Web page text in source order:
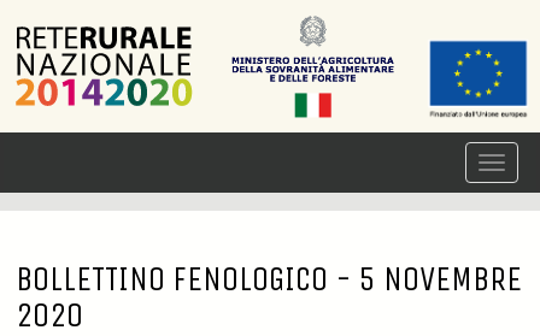
BOLLETTINO FENOLOGICO - 5 NOVEMBRE
2020